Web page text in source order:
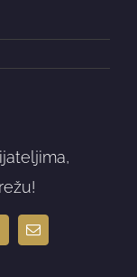
Email